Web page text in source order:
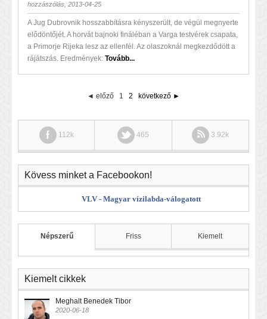
hozzászólás, 2013-04-25
A Jug Dubrovnik hosszabbításra kényszerült, de végül megnyerte
elődöntőjét. A horvát bajnoki fináléban a Varga testvérek csapata,
a Primorje Rijeka lesz az ellenfél. Az olaszoknál megkezdődött a
rájátszás. Eredmények: Tovább...
◄ előző 1 2 következő ►
112k 465 3.92k
Kövess minket a Facebookon!
VLV - Magyar vízilabda-válogatott
Népszerű Friss Kiemelt
Kiemelt cikkek
Meghalt Benedek Tibor
2020-06-18